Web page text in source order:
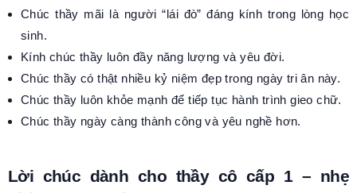
Chúc thầy mãi là người “lái đò” đáng kính trong lòng học
sinh.
Kính chúc thầy luôn đầy năng lượng và yêu đời.
Chúc thầy có thật nhiều kỷ niệm đẹp trong ngày tri ân này.
Chúc thầy luôn khỏe mạnh để tiếp tục hành trình gieo chữ.
Chúc thầy ngày càng thành công và yêu nghề hơn.
Lời chúc dành cho thầy cô cấp 1 – nhẹ